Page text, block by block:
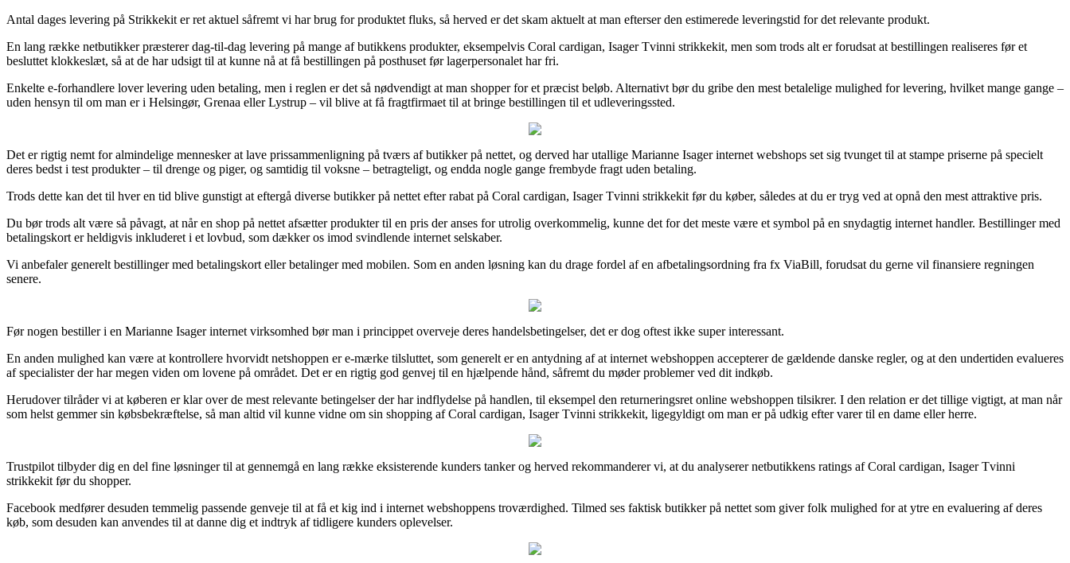
Antal dages levering på Strikkekit er ret aktuel såfremt vi har brug for produktet fluks, så herved er det skam aktuelt at man efterser den estimerede leveringstid for det relevante produkt.
En lang række netbutikker præsterer dag-til-dag levering på mange af butikkens produkter, eksempelvis Coral cardigan, Isager Tvinni strikkekit, men som trods alt er forudsat at bestillingen realiseres før et
besluttet klokkeslæt, så at de har udsigt til at kunne nå at få bestillingen på posthuset før lagerpersonalet har fri.
Enkelte e-forhandlere lover levering uden betaling, men i reglen er det så nødvendigt at man shopper for et præcist beløb. Alternativt bør du gribe den mest betalelige mulighed for levering, hvilket mange gange –
uden hensyn til om man er i Helsingør, Grenaa eller Lystrup – vil blive at få fragtfirmaet til at bringe bestillingen til et udleveringssted.
Det er rigtig nemt for almindelige mennesker at lave prissammenligning på tværs af butikker på nettet, og derved har utallige Marianne Isager internet webshops set sig tvunget til at stampe priserne på specielt
deres bedst i test produkter – til drenge og piger, og samtidig til voksne – betragteligt, og endda nogle gange frembyde fragt uden betaling.
Trods dette kan det til hver en tid blive gunstigt at eftergå diverse butikker på nettet efter rabat på Coral cardigan, Isager Tvinni strikkekit før du køber, således at du er tryg ved at opnå den mest attraktive pris.
Du bør trods alt være så påvagt, at når en shop på nettet afsætter produkter til en pris der anses for utrolig overkommelig, kunne det for det meste være et symbol på en snydagtig internet handler. Bestillinger med
betalingskort er heldigvis inkluderet i et lovbud, som dækker os imod svindlende internet selskaber.
Vi anbefaler generelt bestillinger med betalingskort eller betalinger med mobilen. Som en anden løsning kan du drage fordel af en afbetalingsordning fra fx ViaBill, forudsat du gerne vil finansiere regningen
senere.
Før nogen bestiller i en Marianne Isager internet virksomhed bør man i princippet overveje deres handelsbetingelser, det er dog oftest ikke super interessant.
En anden mulighed kan være at kontrollere hvorvidt netshoppen er e-mærke tilsluttet, som generelt er en antydning af at internet webshoppen accepterer de gældende danske regler, og at den undertiden evalueres
af specialister der har megen viden om lovene på området. Det er en rigtig god genvej til en hjælpende hånd, såfremt du møder problemer ved dit indkøb.
Herudover tilråder vi at køberen er klar over de mest relevante betingelser der har indflydelse på handlen, til eksempel den returneringsret online webshoppen tilsikrer. I den relation er det tillige vigtigt, at man når
som helst gemmer sin købsbekræftelse, så man altid vil kunne vidne om sin shopping af Coral cardigan, Isager Tvinni strikkekit, ligegyldigt om man er på udkig efter varer til en dame eller herre.
Trustpilot tilbyder dig en del fine løsninger til at gennemgå en lang række eksisterende kunders tanker og herved rekommanderer vi, at du analyserer netbutikkens ratings af Coral cardigan, Isager Tvinni
strikkekit før du shopper.
Facebook medfører desuden temmelig passende genveje til at få et kig ind i internet webshoppens troværdighed. Tilmed ses faktisk butikker på nettet som giver folk mulighed for at ytre en evaluering af deres
køb, som desuden kan anvendes til at danne dig et indtryk af tidligere kunders oplevelser.